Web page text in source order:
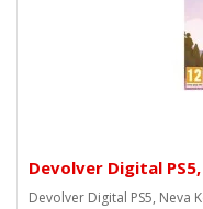
Devolver Digital
Devolver Digital PS5, Neva